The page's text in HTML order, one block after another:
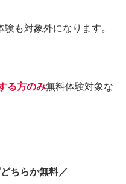
も対象外になります。
る方のみ無料体験対象な
ちらか無料／